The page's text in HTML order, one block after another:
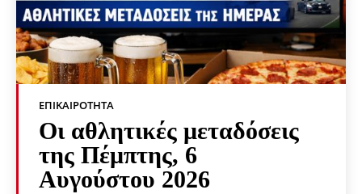
ΕΠΙΚΑΙΡΌΤΗΤΑ
Οι αθλητικές μεταδόσεις
της Πέμπτης, 6
Αυγούστου 2026